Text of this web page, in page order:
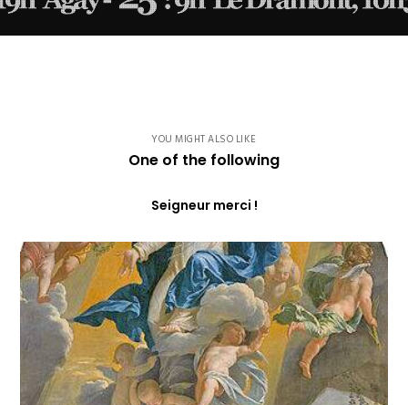
YOU MIGHT ALSO LIKE
One of the following
Seigneur merci !